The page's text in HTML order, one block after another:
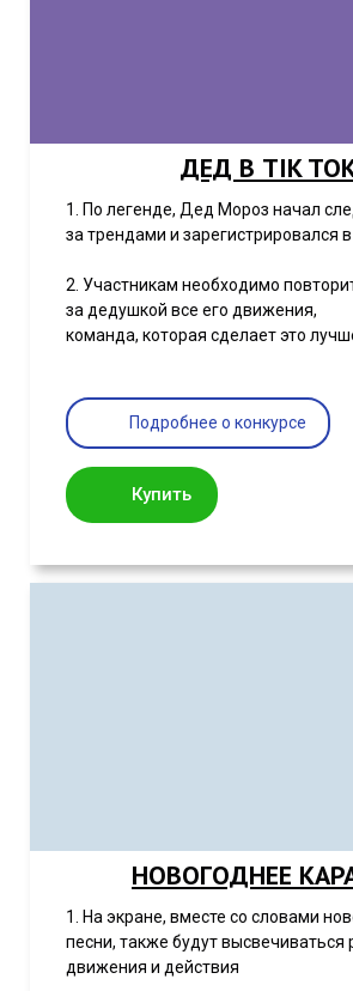
ДЕД В TIK
1. По легенде, Дед Мороз начал
за трендами и зарегистрировался
2. Участникам необходимо
за дедушкой все его движения,
команда, которая сделает это
Подробнее о конкурсе
Купить
НОВОГОДНЕЕ
1. На экране, вместе со словами
песни, также будут высвечиваться
движения и действия